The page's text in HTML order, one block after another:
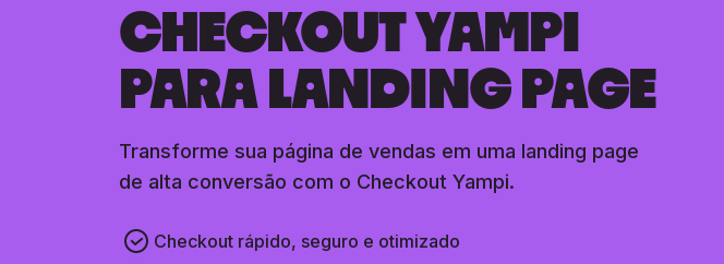
CHECKOUT YAMPI
PARA LANDING PAGE
Transforme sua página de vendas em uma landing page
de alta conversão com o Checkout Yampi.
Checkout rápido, seguro e otimizado